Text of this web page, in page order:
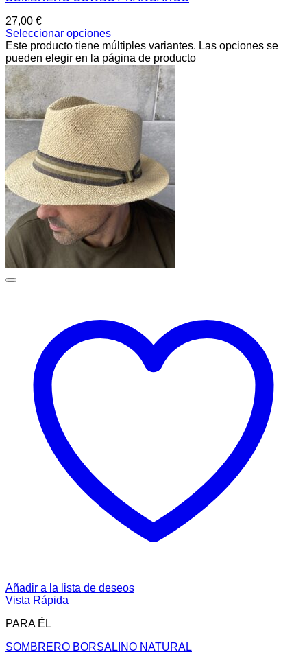
27,00 €
Seleccionar opciones
Este producto tiene múltiples variantes. Las opciones se
pueden elegir en la página de producto
Añadir a la lista de deseos
Vista Rápida
PARA ÉL
SOMBRERO BORSALINO NATURAL